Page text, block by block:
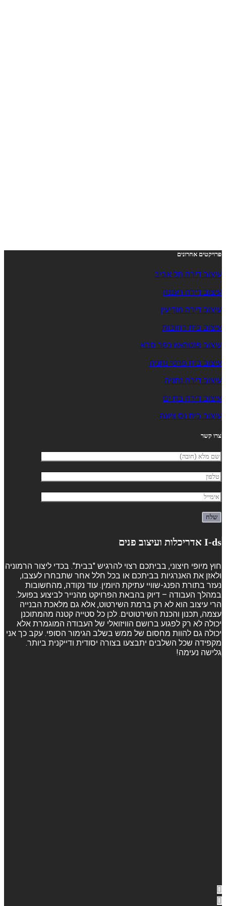
פרויקטים אחרונים
עיצוב דירה תל אביב
עיצוב דירה רעננה
עיצוב דירה מודיעין
עיצוב בית רחובות
עיצוב פנטהאוז כפר סבא
עיצוב בית פרטי נתניה
עיצוב דירה נתניה
עיצוב דירה בת ים
עיצוב בית נס ציונה
צרו קשר
I-ds אדריכלות ועיצוב פנים
חוץ מיופי חיצוני, בביתכם רצוי להרגיש "בבית". בכדי ליצור הרמוניה
ולאזן את האנרגיות בביתכם או בכל חלל אחר שתבחרו לעצבו,
נעזר בתורת הפנג-שוויי עתיקת היומין. עוד נקודה, מהחשובות
במהלך העבודה – דיוק בהבאת הפרויקט מהנייר לביצוע בפועל.
הרי עיצוב הוא לא רק ברמת השירטוט, אלא גם מלאכת הבנייה
עצמה, תכנון והכנת השירטוטים. לכן כל סטייה קטנה מהמתוכנן
יכולה לא רק לפגוע ברושם הוויזואלי של העבודה המוגמרת אלא
יכולה גם להוות מחסום של ממש בשלב הגימור הסופי. עקב כך אני
מקפידה שכל השלבים יתבצעו בצורה יסודית ודייקנית ביותר.
גלישה נעימה!